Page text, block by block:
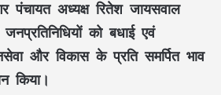
पंचायत अध्यक्षरितेश जायसवाल
को बधाई एवं
और विकास के प्रति समर्पित भाव
किया।